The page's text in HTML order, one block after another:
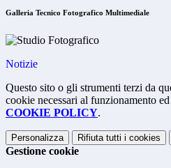
Galleria Tecnico Fotografico Multimediale
Notizie
Questo sito o gli strumenti terzi da
cookie necessari al funzionamento
COOKIE POLICY.
Personalizza Rifiuta tutti i cookies
Gestione cookie